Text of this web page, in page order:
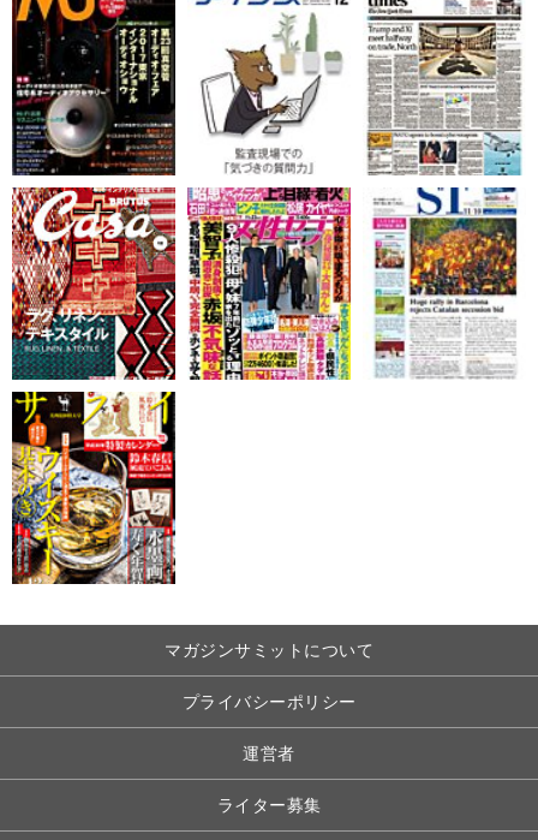
マガジンサミットについて
プライバシーポリシー
運営者
ライター募集